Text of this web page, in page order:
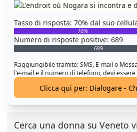
Tasso di risposta: 70% dal suo
70%
Numero di risposte positive: 689
689
Raggiungibile tramite: SMS, E-mail o
l'e-mail e il numero di telefono, devi
Clicca qui per: Dialogare -
Cerca una donna su Veneto